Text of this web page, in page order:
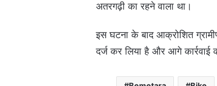
अतरगढ़ी का रहने वाला था।
इस घटना के बाद आक्रोशित
दर्ज कर लिया है और आगे कार्रवाई